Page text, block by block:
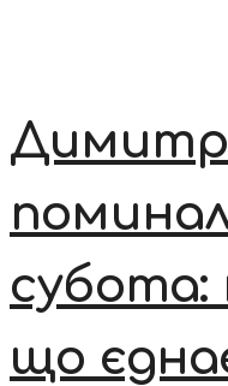
субота:
що